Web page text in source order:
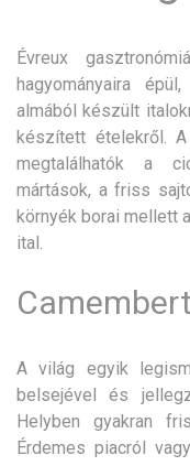
Évreux
hagyományaira
almából készült
készített ételekről. A
megtalálhatók a
mártások, a friss
környék borai mellett
ital.
A világ egyik
belsejével és
Helyben gyakran
Érdemes piacról